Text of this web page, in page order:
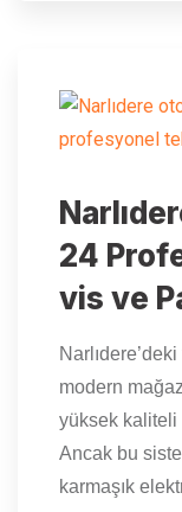
24
vis ve
modern
yüksek kaliteli
Ancak bu
karmaşık